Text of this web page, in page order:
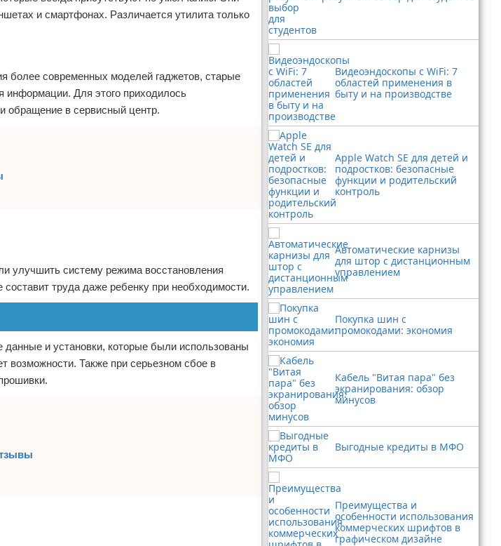
и смартфонах. Различается утилита только
более современных моделей гаджетов, старые
информации. Для этого приходилось
обращение в сервисный центр.
улучшить систему режима восстановления
труда даже ребенку при необходимости.
и установки, которые были использованы
возможности. Также при серьезном сбое в
Видеоэндоскопы с WiFi: 7
областей применения в
быту и на производстве
Apple Watch SE для детей и
подростков: безопасные
функции и родительский
контроль
Автоматические карнизы
для штор с дистанционным
управлением
Покупка шин с
промокодами: экономия
Кабель "Витая пара" без
экранирования: обзор
минусов
Выгодные кредиты в МФО
Преимущества и
особенности использования
коммерческих шрифтов в
графическом дизайне